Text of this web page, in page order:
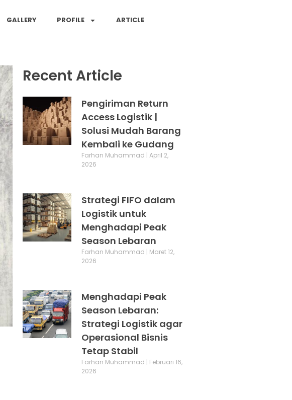
GALLERY PROFILE ARTICLE
Recent Article
Pengiriman Return
Access Logistik |
Solusi Mudah Barang
Kembali ke Gudang
Farhan Muhammad April 2,
2026
Strategi FIFO dalam
Logistik untuk
Menghadapi Peak
Season Lebaran
Farhan Muhammad
Maret 12,
2026
Menghadapi Peak
Season Lebaran:
Strategi Logistik agar
Operasional Bisnis
Tetap Stabil
Farhan Muhammad
Februari 16,
2026